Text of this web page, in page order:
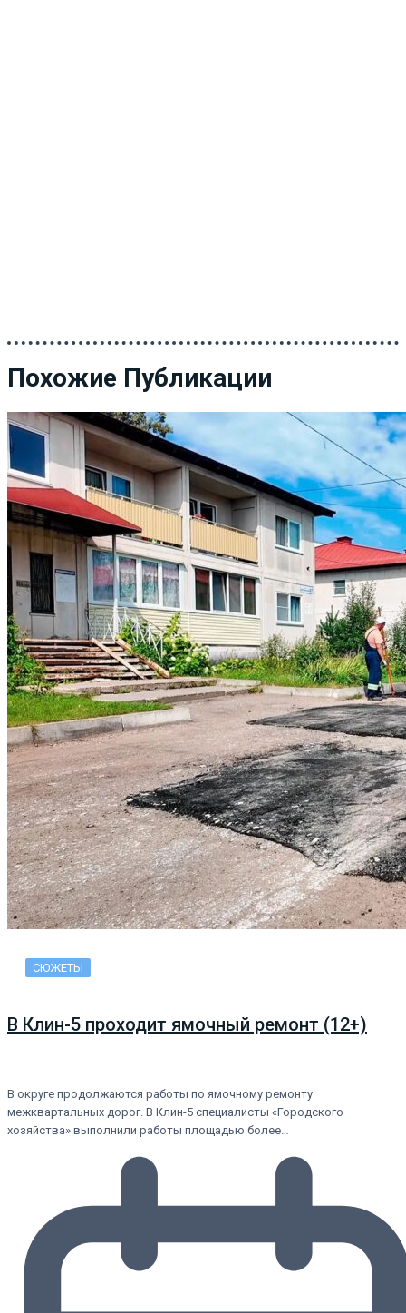
Похожие Публикации
СЮЖЕТЫ
В Клин-5 проходит ямочный ремонт (12+)
В округе продолжаются работы по ямочному ремонту
межквартальных дорог. В Клин-5 специалисты «Городского
хозяйства» выполнили работы площадью более…